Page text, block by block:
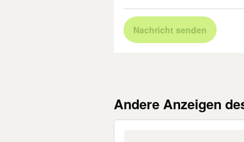
Nachricht senden
Andere Anzeigen